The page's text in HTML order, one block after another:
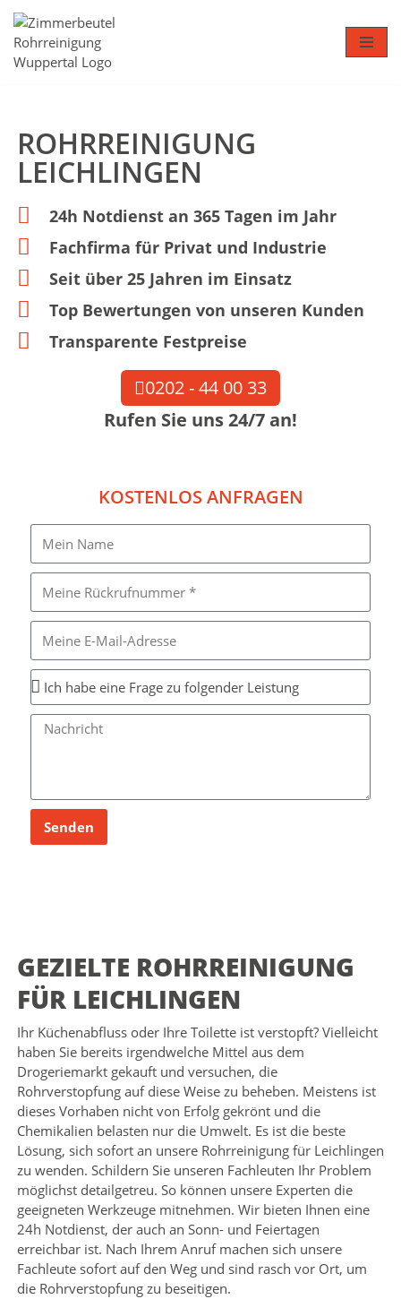
Zum
Inhalt
ROHR­REINIGUNG
LEICHLINGEN
24h Notdienst an 365 Tagen im Jahr
Fachfirma für Privat und Industrie
Seit über 25 Jahren im Einsatz
Top Bewertungen von unseren Kunden
Transparente Festpreise
0202 - 44 00 33
Rufen Sie uns 24/7 an!
KOSTENLOS ANFRAGEN
Senden
GEZIELTE ROHRREINIGUNG
FÜR LEICHLINGEN
Ihr Küchenabfluss oder Ihre Toilette ist verstopft? Vielleicht
haben Sie bereits irgendwelche Mittel aus dem
Drogeriemarkt gekauft und versuchen, die
Rohrverstopfung auf diese Weise zu beheben. Meistens ist
dieses Vorhaben nicht von Erfolg gekrönt und die
Chemikalien belasten nur die Umwelt. Es ist die beste
Lösung, sich sofort an unsere Rohrreinigung für Leichlingen
zu wenden. Schildern Sie unseren Fachleuten Ihr Problem
möglichst detailgetreu. So können unsere Experten die
geeigneten Werkzeuge mitnehmen. Wir bieten Ihnen eine
24h Notdienst, der auch an Sonn- und Feiertagen
erreichbar ist. Nach Ihrem Anruf machen sich unsere
Fachleute sofort auf den Weg und sind rasch vor Ort, um
die Rohrverstopfung zu beseitigen.